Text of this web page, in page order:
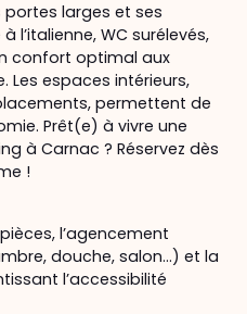
portes larges et ses
WC surélevés,
confort optimal aux
Les espaces intérieurs,
permettent de
Prêt(e) à vivre une
à Carnac ? Réservez dès
!
l’agencement
douche, salon…) et la
l’accessibilité